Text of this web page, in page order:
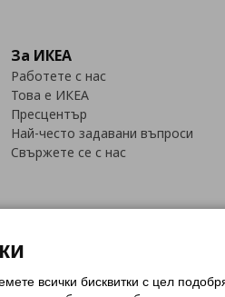
За ИКЕА
Работете с нас
Това е ИКЕА
Пресцентър
Най-често задавани въпроси
Свържете се с нас
Избор на настройки за използване
всички бисквитки с цел